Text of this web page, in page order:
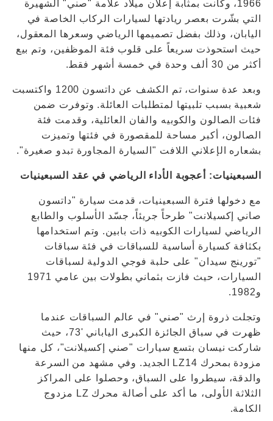
1966، وكانت بمثابة إعلان ميلاد علامة "صني" الشهيرة
التي بشّرت بعصر ريادتها لسيارات الركاب الخاصة في
اليابان، وذلك بفضل تصميمها الرياضي وسعرها المعقول،
حيث استحوذت سريعاً على قلوب فئة الموظفين، وتم بيع
أكثر من 30 ألف وحدة في خمسة أشهر فقط.
وبعد عدة سنوات، تم الكشف عن داتسون 1200 واكتسبت
شعبية بسبب تلبيتها لمتطلبات العائلة. وتوفرت ضمن
فئات الصالون والكوبيه والفان العائلية، وقدمت فئة
الصالون، أكبر مساحة للمقصورة في فئتها وتميزت
بشعاره الإعلاني اللافت "السيارة المجاورة تبدو صغيرة".
السبعينيات: أعجوبة الأداء الرياضي في عقد السبعينيات
مع دخولها فترة السبعينيات، قدمت سيارة "داتسون
صاني إكسيلانت" طرحاً جريئاً، جسّد الأسلوب والطابع
الرياضي لسيارات الكوبيه ذات بابين. وتم استخدامها
بكثافة كسيارة أساسية للسباقات في فئة سباقات
"تورينج سيدان" على حلبة فوجي الدولية لسباقات
السيارات، حيث فازت بثماني بطولات بين عامي 1971
و1982.
وتجلت ذروة إرث "صني" في عالم السباقات عندما
ظهرت في سباق الجائزة الكبرى الياباني '73، حيث
شاركت نيسان بتسع سيارات "صني إكسيلانت"، كل منها
مزودة بمحرك LZ14 الجديد. وفي مشهد من السرعة
والدقة، سيطروا على السباق، وحصلوا على المراكز
الثلاثة الأولى، ما أكد على أصالة محرك LZ مزدوج
الكامة.